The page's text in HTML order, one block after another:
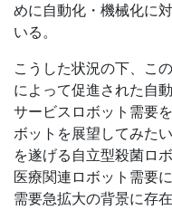
めに自動化・機械化に
いる。
こうした状況の下、こ
によって促進された自
サービスロボット需要
ボットを展望してみた
を遂げる自立型殺菌ロ
医療関連ロボット需要
需要急拡大の背景に存